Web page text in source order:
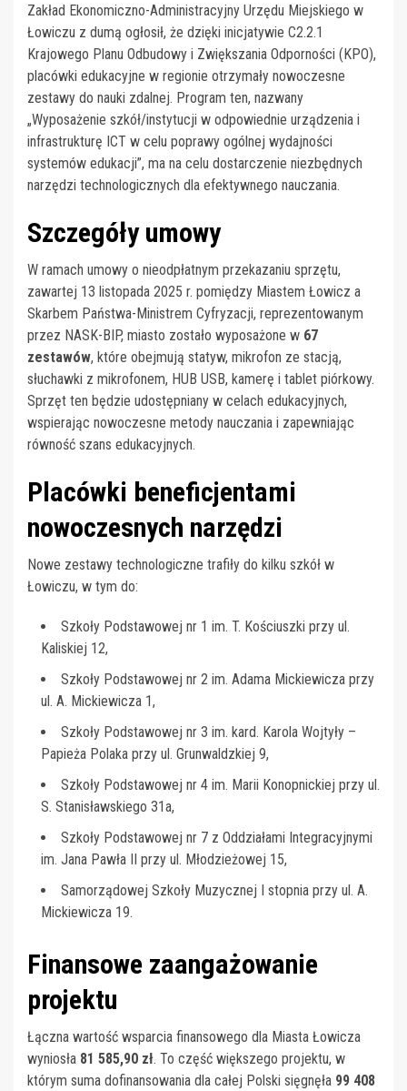
Zakład Ekonomiczno-Administracyjny Urzędu Miejskiego w
Łowiczu z dumą ogłosił, że dzięki inicjatywie C2.2.1
Krajowego Planu Odbudowy i Zwiększania Odporności (KPO),
placówki edukacyjne w regionie otrzymały nowoczesne
zestawy do nauki zdalnej. Program ten, nazwany
„Wyposażenie szkół/instytucji w odpowiednie urządzenia i
infrastrukturę ICT w celu poprawy ogólnej wydajności
systemów edukacji”, ma na celu dostarczenie niezbędnych
narzędzi technologicznych dla efektywnego nauczania.
Szczegóły umowy
W ramach umowy o nieodpłatnym przekazaniu sprzętu,
zawartej 13 listopada 2025 r. pomiędzy Miastem Łowicz a
Skarbem Państwa-Ministrem Cyfryzacji, reprezentowanym
przez NASK-BIP, miasto zostało wyposażone w 67
zestawów, które obejmują statyw, mikrofon ze stacją,
słuchawki z mikrofonem, HUB USB, kamerę i tablet piórkowy.
Sprzęt ten będzie udostępniany w celach edukacyjnych,
wspierając nowoczesne metody nauczania i zapewniając
równość szans edukacyjnych.
Placówki beneficjentami
nowoczesnych narzędzi
Nowe zestawy technologiczne trafiły do kilku szkół w
Łowiczu, w tym do:
Szkoły Podstawowej nr 1 im. T. Kościuszki przy ul.
Kaliskiej 12,
Szkoły Podstawowej nr 2 im. Adama Mickiewicza przy
ul. A. Mickiewicza 1,
Szkoły Podstawowej nr 3 im. kard. Karola Wojtyły –
Papieża Polaka przy ul. Grunwaldzkiej 9,
Szkoły Podstawowej nr 4 im. Marii Konopnickiej przy ul.
S. Stanisławskiego 31a,
Szkoły Podstawowej nr 7 z Oddziałami Integracyjnymi
im. Jana Pawła II przy ul. Młodzieżowej 15,
Samorządowej Szkoły Muzycznej I stopnia przy ul. A.
Mickiewicza 19.
Finansowe zaangażowanie
projektu
Łączna wartość wsparcia finansowego dla Miasta Łowicza
wyniosła 81 585,90 zł. To część większego projektu, w
którym suma dofinansowania dla całej Polski sięgnęła 99 408